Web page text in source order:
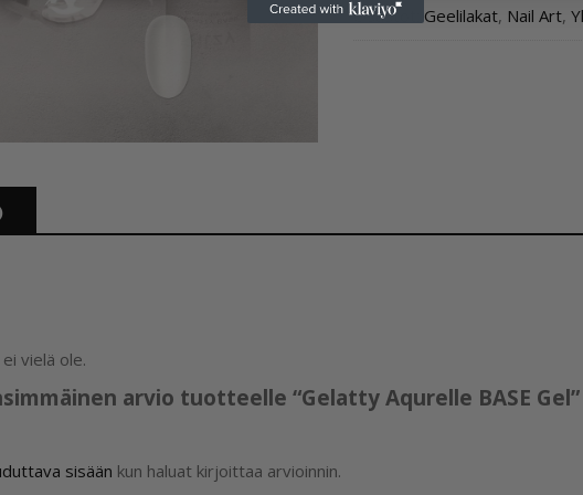
Osastot: Geelilakat, Nail Art,
vielä ole.
arvio tuotteelle “Gelatty Aqurelle BASE Gel”
sisään kun haluat kirjoittaa arvioinnin.